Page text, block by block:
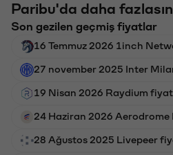
Paribu'da daha
Son gezilen geçmiş fiyatlar
16 Temmuz 2026 1inch
27 november 2025 Inter
19 Nisan 2026 Raydium
24 Haziran 2026 Aerodrome
28 Ağustos 2025 Livepeer